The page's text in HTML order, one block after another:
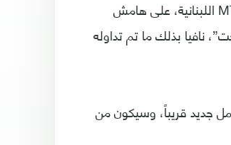
وعلق كفوري، على الأخبار المنتشرة، وقال وائل كفوري في تصريحات لقناة MTV اللبنانية، على هامش
نافيا بذلك ما تم تداوله
جديد قريباً، وسيكون من